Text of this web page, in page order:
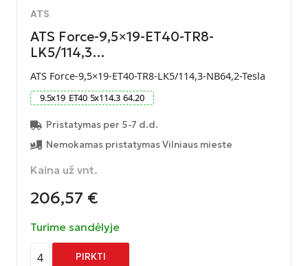
ATS
ATS Force-9,5×19-ET40-TR8-
LK5/114,3…
ATS Force-9,5×19-ET40-TR8-LK5/114,3-NB64,2-Tesla
9.5x19 ET40 5x114.3 64.20
Pristatymas per 5-7 d.d.
Nemokamas pristatymas Vilniaus mieste
Kaina už vnt.
206,57 €
Turime sandėlyje
4 PIRKTI